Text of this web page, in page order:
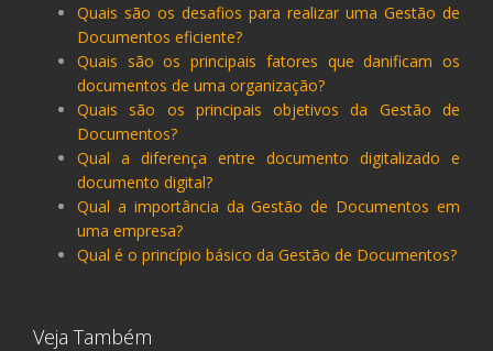
Quais são os desafios para realizar uma Gestão de
Documentos eficiente?
Quais são os principais fatores que danificam os
documentos de uma organização?
Quais são os principais objetivos da Gestão de
Documentos?
Qual a diferença entre documento digitalizado e
documento digital?
Qual a importância da Gestão de Documentos em
uma empresa?
Qual é o princípio básico da Gestão de Documentos?
Veja Também